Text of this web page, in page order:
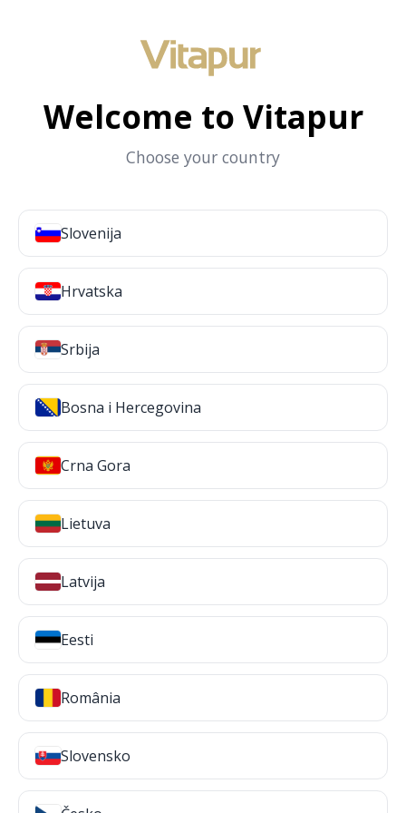
Welcome to Vitapur
Choose your country
Slovenija
Hrvatska
Srbija
Bosna i Hercegovina
Crna Gora
Lietuva
Latvija
Eesti
România
Slovensko